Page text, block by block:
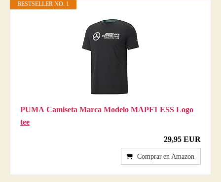
BESTSELLER NO. 1
PUMA Camiseta Marca Modelo MAPF1 ESS Logo
tee
29,95 EUR
Comprar en Amazon